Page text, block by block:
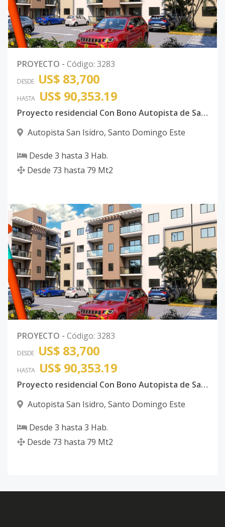
PROYECTO - Código: 3283
DESDE US$ 83,700
HASTA US$ 90,353.19
Proyecto residencial Con Bono Autopista de San Isidro
Autopista San Isidro, Santo Domingo Este
Desde 3 hasta 3 Hab.
Desde 73 hasta 79 Mt2
PROYECTO - Código: 3283
DESDE US$ 83,700
HASTA US$ 90,353.19
Proyecto residencial Con Bono Autopista de San Isidro
Autopista San Isidro, Santo Domingo Este
Desde 3 hasta 3 Hab.
Desde 73 hasta 79 Mt2